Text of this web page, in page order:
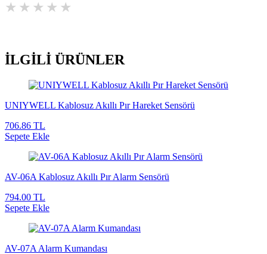
İLGİLİ ÜRÜNLER
UNIYWELL Kablosuz Akıllı Pır Hareket Sensörü
706.86 TL
Sepete Ekle
AV-06A Kablosuz Akıllı Pır Alarm Sensörü
794.00 TL
Sepete Ekle
AV-07A Alarm Kumandası